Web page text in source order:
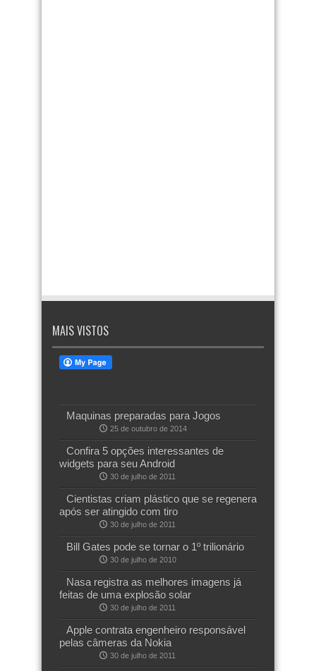
MAIS VISTOS
Maquinas preparadas para Jogos
25 de outubro de 2014
Confira 5 opções interessantes de
widgets para seu Android
30 de julho de 2011
Cientistas criam plástico que se regenera
após ser atingido com tiro
30 de julho de 2011
Bill Gates pode se tornar o 1º trilionário
30 de julho de 2010
Nasa registra as melhores imagens já
feitas de uma explosão solar
30 de julho de 2011
Apple contrata engenheiro responsável
pelas câmeras da Nokia
30 de julho de 2011